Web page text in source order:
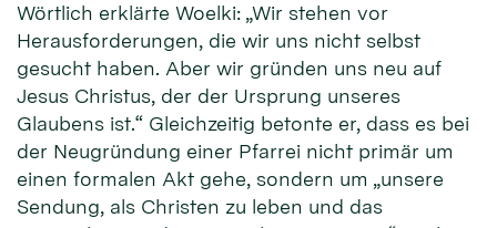
Wörtlich erklärte Woelki: „Wir stehen vor
Herausforderungen, die wir uns nicht selbst
gesucht haben. Aber wir gründen uns neu auf
Jesus Christus, der der Ursprung unseres
Glaubens ist.“ Gleichzeitig betonte er, dass es bei
der Neugründung einer Pfarrei nicht primär um
einen formalen Akt gehe, sondern um „unsere
Sendung, als Christen zu leben und das